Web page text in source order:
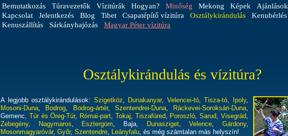
Bemutatkozás Túravezetők Vízitúrák Hogyan? Minőség Mekong Képek
Ajánlások
Kapcsolat
Jelentkezés Blog Tibet Csapatépítő vízitúra Osztálykirándulás
Kenubérlés
Kenuszállítás
Sárkányhajózás Magyar Péter vízitúra
Osztálykirándulás és vízitúra?
A legjobb osztálykirándulások: Szigetköz, Dunakanyar, Velencei-tó,Tisza-tó, Ipoly,
Mosoni-Duna, Bodrog, Bodrog-ártér, Szentendrei-Duna, Ráckevei-Soroksári-Duna,
Gemenc, Túr és Öreg-Túr, Római-part, Tokaj, Tiszafüred, Poroszló,Sarud,Visegrád,
Zebegény, Nagymaros, Esztergom, Baja, Dunasziget,Velence,Gárdony,
Mosonmagyaróvár, Győr, Szentendre, Leányfalu, és még számtalan más helyszín!